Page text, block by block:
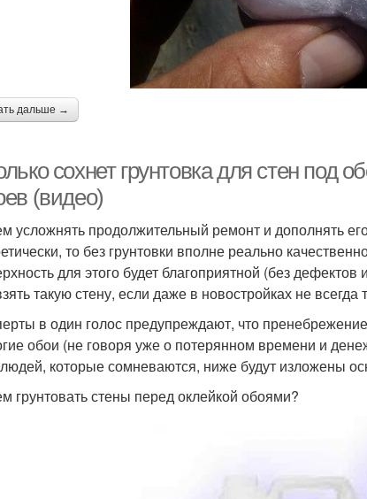
дальше →
сохнет грунтовка для стен под
(видео)
усложнять продолжительный ремонт и дополнять
то без грунтовки вполне реально
для этого будет благоприятной (без
такую стену, если даже в новостройках не всегда
в один голос предупреждают, что
обои (не говоря уже о потерянном времени и
которые сомневаются, ниже будут изложены
грунтовать стены перед оклейкой обоями?